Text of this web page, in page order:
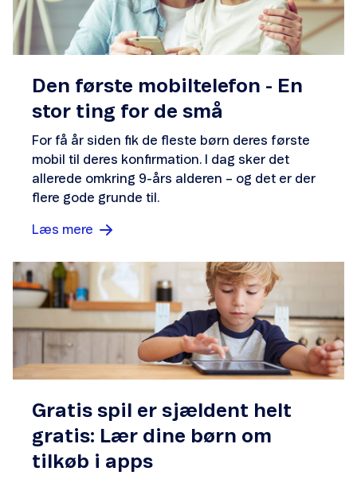
Den første mobiltelefon - En
stor ting for de små
For få år siden fik de fleste børn deres første
mobil til deres konfirmation. I dag sker det
allerede omkring 9-års alderen – og det er der
flere gode grunde til.
Læs mere
Gratis spil er sjældent helt
gratis: Lær dine børn om
tilkøb i apps